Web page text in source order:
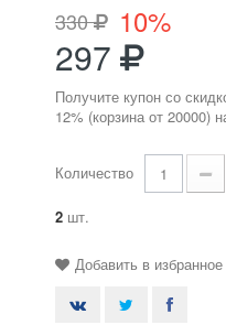
330 10%
297
Получите купон со
12% (корзина от 20000)
Количество
2 шт.
Добавить в избранное